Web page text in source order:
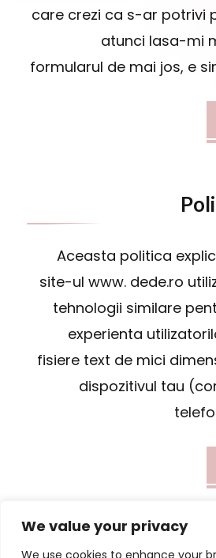
We value your privacy
We use cookies to enhance your
care crezi ca s-ar potrivi
atunci lasa-mi
formularul de mai jos, e
Aceasta politica
site-ul www. dede.ro
tehnologii similare
experienta
fisiere text de mici
dispozitivul tau